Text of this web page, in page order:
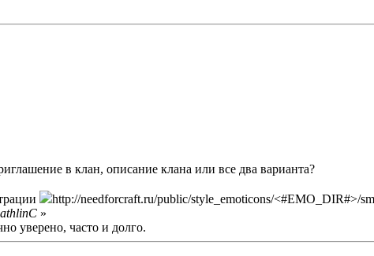
в клан, описание клана или все два варианта?
http://needforcraft.ru/public/style_emoticons/<#EMO_DIR#>/
»
уверено, часто и долго.